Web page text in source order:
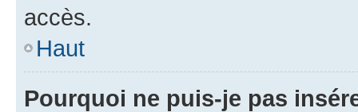
accès.
Haut
Pourquoi ne puis-je pas